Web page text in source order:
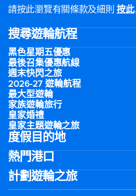
請按此瀏覽有關條款及細則按此.
搜尋遊輪航程
黑色星期五優惠
最後召集優惠航線
週末快閃之旅
2026-27 遊輪航程
最大型遊輪
家族遊輪旅行
皇家婚禮
皇家主題遊輪之旅
度假目的地
熱門港口
計劃遊輪之旅